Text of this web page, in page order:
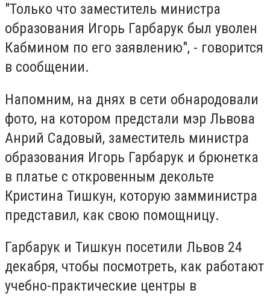
"Только что заместитель министра
образования Игорь Гарбарук был уволен
Кабмином по его заявлению", - говорится
в сообщении.
Напомним, на днях в сети обнародовали
фото, на котором предстали мэр Львова
Анрий Садовый, заместитель министра
образования Игорь Гарбарук и брюнетка
в платье с откровенным декольте
Кристина Тишкун, которую замминистра
представил, как свою помощницу.
Гарбарук и Тишкун посетили Львов 24
декабря, чтобы посмотреть, как работают
учебно-практические центры в